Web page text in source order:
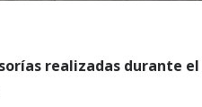
realizadas durante el